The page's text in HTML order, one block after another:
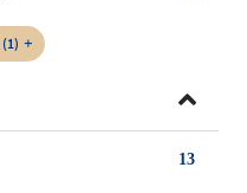
(1)
13